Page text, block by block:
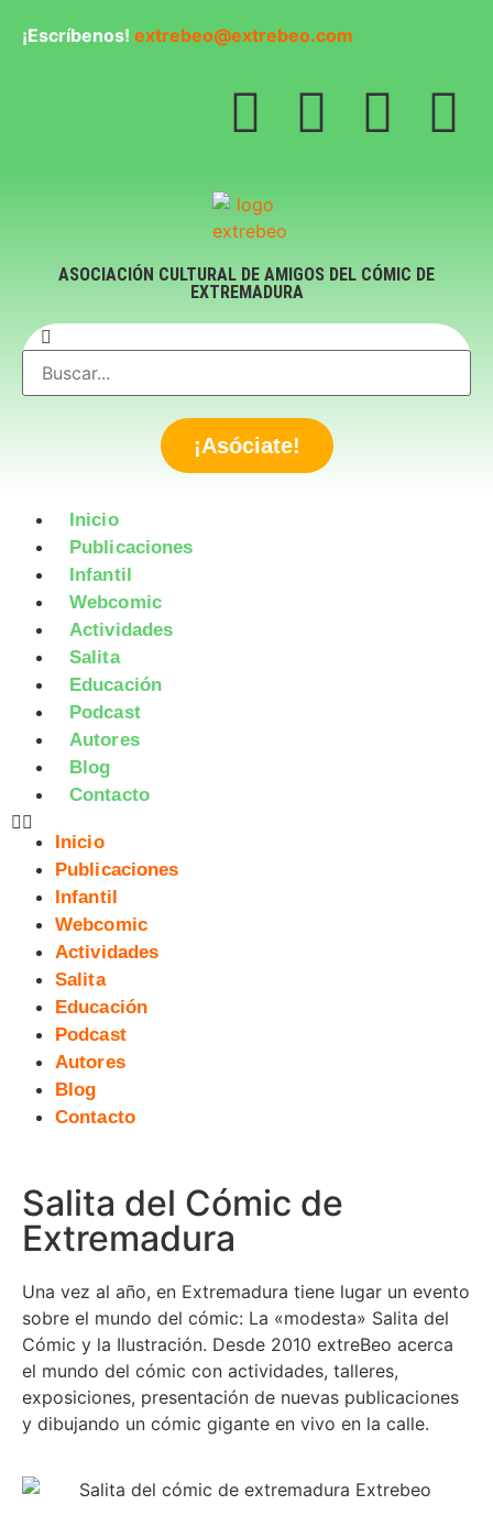
¡Escríbenos! extrebeo@extrebeo.com
ASOCIACIÓN CULTURAL DE AMIGOS DEL CÓMIC DE
EXTREMADURA
¡Asóciate!
Inicio
Publicaciones
Infantil
Webcomic
Actividades
Salita
Educación
Podcast
Autores
Blog
Contacto
Inicio
Publicaciones
Infantil
Webcomic
Actividades
Salita
Educación
Podcast
Autores
Blog
Contacto
Salita del Cómic de
Extremadura
Una vez al año, en Extremadura tiene lugar un evento
sobre el mundo del cómic: La «modesta» Salita del
Cómic y la Ilustración. Desde 2010 extreBeo acerca
el mundo del cómic con actividades, talleres,
exposiciones, presentación de nuevas publicaciones
y dibujando un cómic gigante en vivo en la calle.